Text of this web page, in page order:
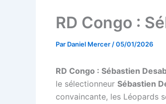
RD Congo :
Par Daniel Mercer /05/01/2026
RD Congo : Sébastien
le sélectionneur Sébastien
convaincante, les Léopards